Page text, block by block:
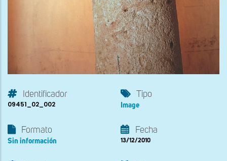
Identificador
09451_02_002
Tipo
Image
Formato
Sin información
Fecha
13/12/2010